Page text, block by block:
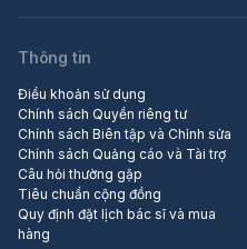
Thông tin
Điều khoản sử dụng
Chính sách Quyền riêng tư
Chính sách Biên tập và Chỉnh sửa
Chính sách Quảng cáo và Tài trợ
Câu hỏi thường gặp
Tiêu chuẩn cộng đồng
Quy định đặt lịch bác sĩ và mua
hàng